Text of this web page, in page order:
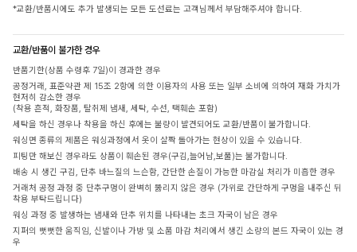
*교환/반품시에도 추가 발생되는 모든 도선료는 고객님께서 부담해주셔야 합니다.
교환/반품이 불가한 경우
반품기한(상품 수령후 7일)이 경과한 경우
공정거래, 표준약관 제 15조 2항에 의한 이용자의 사용 또는 일부 소비에 의하여 재화 가치가
현저히 감소한 경우
(착용 흔적, 화장품, 탈취제 냄새, 세탁, 수선, 택훼손 포함)
세탁을 하신 경우나 착용을 하신 후에는 불량이 발견되어도 교환/반품이 불가합니다.
워싱면 종류의 제품은 워싱과정에서 옷이 살짝 돌아가는 현상이 있을 수 있습니다.
피팅만 해보신 경우라도 상품이 훼손된 경우(구김,늘어남,보풀)는 불가합니다.
배송 시 생긴 구김, 단추 바느질의 느슨함, 간단한 손질이 가능한 마감실 처리가 미흡한 경우
거래처 공정 과정 중 단추구멍이 완벽히 뚫리지 않은 경우 (가위로 간단하게 구멍을 내주신 뒤
착용 부탁드립니다)
워싱 과정 중 발생하는 냄새와 단추 위치를 나타내는 초크 자국이 남은 경우
지퍼의 뻣뻣한 움직임, 신발이나 가방 및 소품 마감 처리에서 생긴 소량의 본드 자국이 있는 경
우